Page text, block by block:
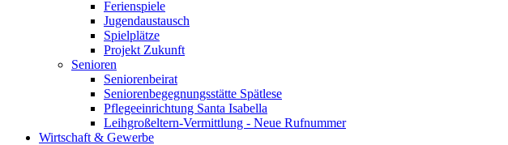
Ferienspiele
Jugendaustausch
Spielplätze
Projekt Zukunft
Senioren
Seniorenbeirat
Seniorenbegegnungsstätte Spätlese
Pflegeeinrichtung Santa Isabella
Leihgroßeltern-Vermittlung - Neue Rufnummer
Wirtschaft & Gewerbe